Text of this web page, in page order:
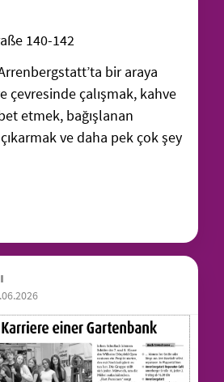
140-142
bir araya
çevresinde çalışmak, kahve
etmek, bağışlanan
ve daha pek çok şey